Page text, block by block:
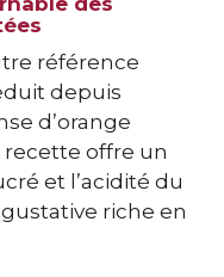
référence
depuis
d’orange
offre un
et l’acidité du
riche en